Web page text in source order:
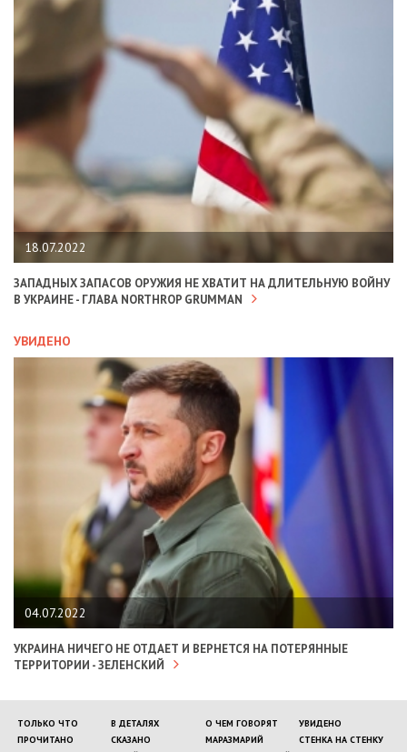
18.07.2022
ЗАПАДНЫХ ЗАПАСОВ ОРУЖИЯ НЕ ХВАТИТ НА ДЛИТЕЛЬНУЮ ВОЙНУ
В УКРАИНЕ - ГЛАВА NORTHROP GRUMMAN
УВИДЕНО
04.07.2022
УКРАИНА НИЧЕГО НЕ ОТДАЕТ И ВЕРНЕТСЯ НА ПОТЕРЯННЫЕ
ТЕРРИТОРИИ - ЗЕЛЕНСКИЙ
ТОЛЬКО ЧТО В ДЕТАЛЯХ О ЧЕМ ГОВОРЯТ
УВИДЕНО
ПРОЧИТАНО
СКАЗАНО МАРАЗМАРИЙ
СТЕНКА НА СТЕНКУ